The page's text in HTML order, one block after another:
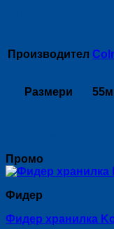
Производител
Размери
Промо
Фидер
Фидер хранилка